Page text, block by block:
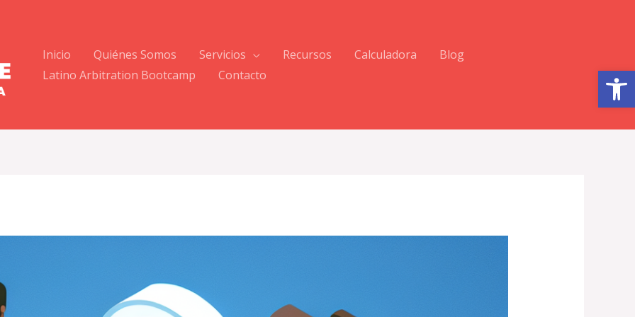
Abrir barra de herramientas
Inicio Quiénes Somos Servicios Recursos Calculadora
Blog
Latino Arbitration Bootcamp
Contacto